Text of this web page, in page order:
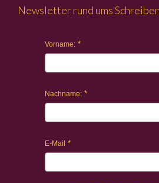
Newsletter rund ums
Vorname:
Nachname:
E-Mail